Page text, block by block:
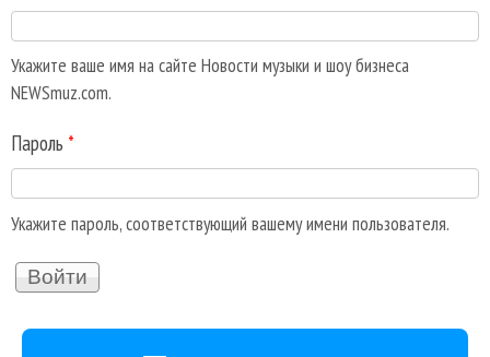
Укажите ваше имя на сайте Новости музыки и шоу бизнеса
NEWSmuz.com.
Пароль *
Укажите пароль, соответствующий вашему имени пользователя.